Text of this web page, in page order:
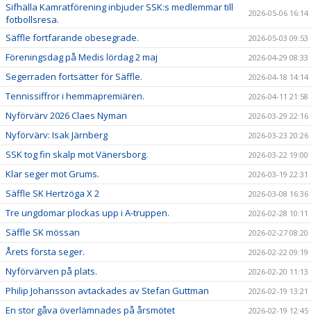
Sifhälla Kamratförening inbjuder SSK:s medlemmar till
fotbollsresa.
2026-05-06 16:14
Säffle fortfarande obesegrade. 2026-05-03 09:53
Föreningsdag på Medis lördag 2 maj 2026-04-29 08:33
Segerraden fortsätter för Säffle. 2026-04-18 14:14
Tennissiffror i hemmapremiären. 2026-04-11 21:58
Nyförvärv 2026 Claes Nyman 2026-03-29 22:16
Nyförvärv: Isak Järnberg 2026-03-23 20:26
SSK tog fin skalp mot Vänersborg. 2026-03-22 19:00
Klar seger mot Grums. 2026-03-19 22:31
Säffle SK Hertzöga X 2 2026-03-08 16:36
Tre ungdomar plockas upp i A-truppen. 2026-02-28 10:11
Säffle SK mössan 2026-02-27 08:20
Årets första seger. 2026-02-22 09:19
Nyförvärven på plats. 2026-02-20 11:13
Philip Johansson avtackades av Stefan Guttman 2026-02-19 13:21
En stor gåva överlämnades på årsmötet 2026-02-19 12:45